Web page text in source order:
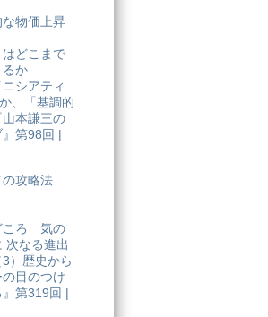
物価上昇
はどこまで
るか
シアティ
、「基調的
本謙三の
第98回 |
攻略法
ころ 気の
次なる進出
）歴史から
目のつけ
第319回 |